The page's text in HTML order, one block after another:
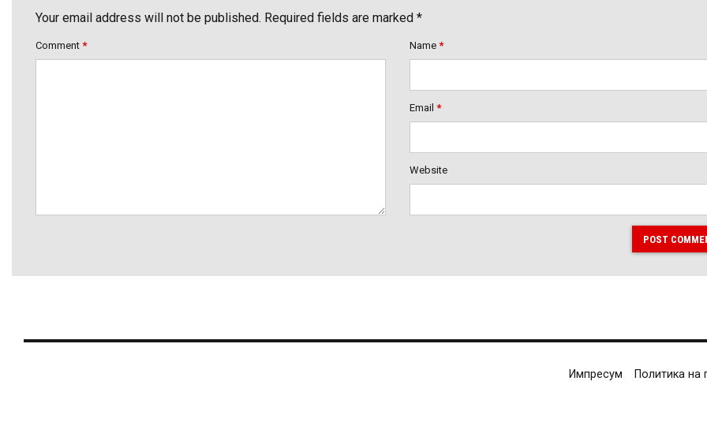
Your email address will not be published. Required fields are marked *
Comment * Name *
Email *
Website
POST
Импресум Политика на